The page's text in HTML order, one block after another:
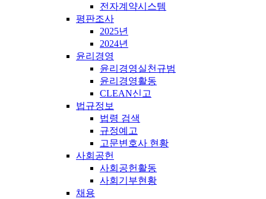
전자계약시스템
평판조사
2025년
2024년
윤리경영
윤리경영실천규범
윤리경영활동
CLEAN신고
법규정보
법령 검색
규정예고
고문변호사 현황
사회공헌
사회공헌활동
사회기부현황
채용